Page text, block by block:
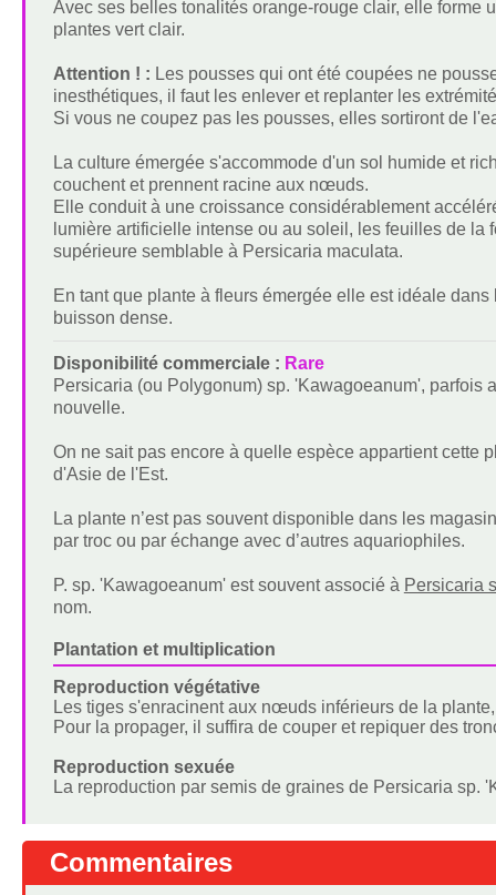
Avec ses belles tonalités orange-rouge clair, elle forme
plantes vert clair.
Attention ! : Les pousses qui ont été coupées ne
inesthétiques, il faut les enlever et replanter les
Si vous ne coupez pas les pousses, elles sortiront de
La culture émergée s'accommode d'un sol humide et
couchent et prennent racine aux nœuds.
Elle conduit à une croissance considérablement
lumière artificielle intense ou au soleil, les feuilles de la
supérieure semblable à Persicaria maculata.
En tant que plante à fleurs émergée elle est idéale
buisson dense.
Disponibilité commerciale : Rare
Persicaria (ou Polygonum) sp. 'Kawagoeanum',
nouvelle.
On ne sait pas encore à quelle espèce appartient cette
d'Asie de l'Est.
La plante n’est pas souvent disponible dans les
par troc ou par échange avec d’autres aquariophiles.
P. sp. 'Kawagoeanum' est souvent associé à Persicaria
nom.
Plantation et multiplication
Reproduction végétative
Les tiges s'enracinent aux nœuds inférieurs de la
Pour la propager, il suffira de couper et repiquer des
Reproduction sexuée
La reproduction par semis de graines de Persicaria
Commentaires